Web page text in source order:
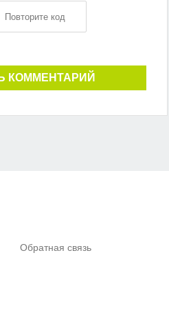
КОММЕНТАРИЙ
Обратная связь